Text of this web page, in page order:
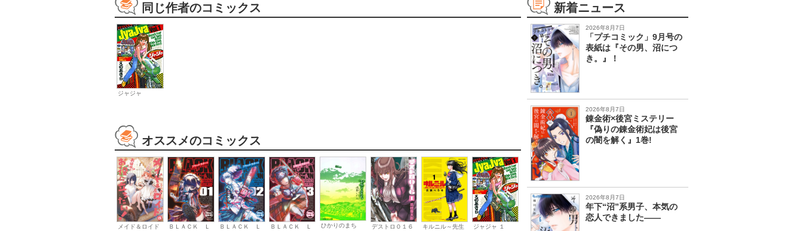
同じ作者のコミックス
ジャジャ
オススメのコミックス
メイド＆ロイド
ＢＬＡＣＫ Ｌ
ＢＬＡＣＫ Ｌ
ＢＬＡＣＫ Ｌ
ひかりのまち
デストロ０１６
キルニル～先生
ジャジャ １
新着ニュース
2026年8月7日
「プチコミック」9月号の
表紙は『その男、沼につ
き。』！
2026年8月7日
錬金術×後宮ミステリー
『偽りの錬金術妃は後宮
の闇を解く』1巻!
2026年8月7日
年下“沼”系男子、本気の
恋人できました――